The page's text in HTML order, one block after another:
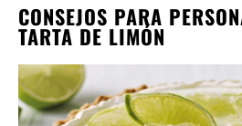
CONSEJOS PARA
TARTA DE LIMÓN